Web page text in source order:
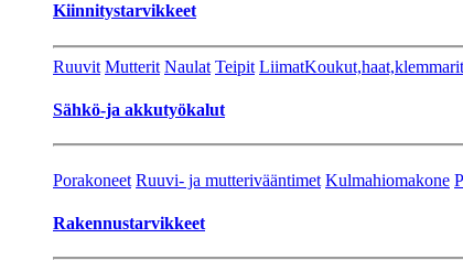
Kiinnitystarvikkeet
Ruuvit Mutterit Naulat Teipit Liimat
Sähkö-ja akkutyökalut
Porakoneet Ruuvi- ja mutterivääntimet Kulmahiomakone
Rakennustarvikkeet